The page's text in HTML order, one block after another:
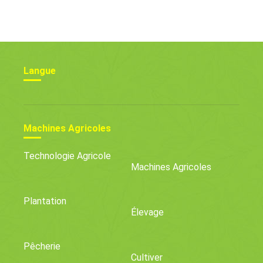
Langue
Machines Agricoles
Technologie Agricole
Machines Agricoles
Plantation
Élevage
Pêcherie
Cultiver